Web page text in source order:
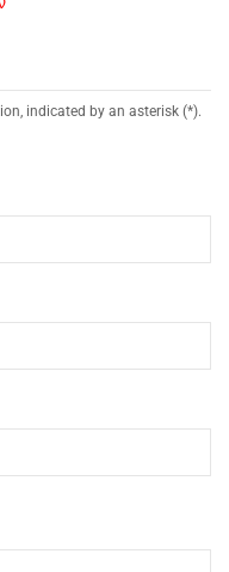
indicated by an asterisk (*).